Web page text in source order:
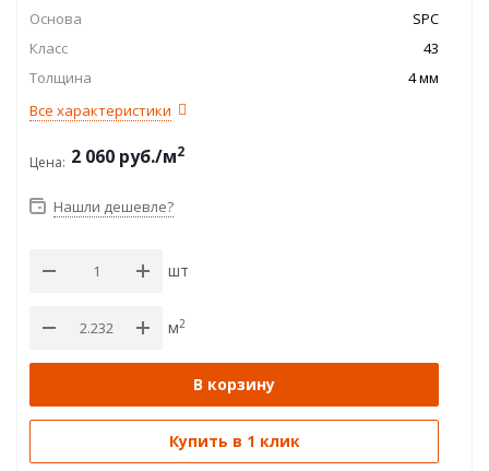
Основа
SPC
Класс
43
Толщина
4 мм
Все характеристики
Цена: 2 060 руб./м2
Нашли дешевле?
шт
м2
В корзину
Купить в 1 клик